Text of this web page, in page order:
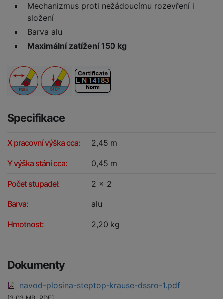
Mechanizmus proti nežádoucímu rozevření i
složení
Barva alu
Maximální zatížení 150 kg
Specifikace
X pracovní výška cca: 2,45 m
Y výška stání cca: 0,45 m
Počet stupadel: 2 x 2
Barva: alu
Hmotnost: 2,20 kg
Dokumenty
navod-plosina-steptop-krause-dssro-1.pdf